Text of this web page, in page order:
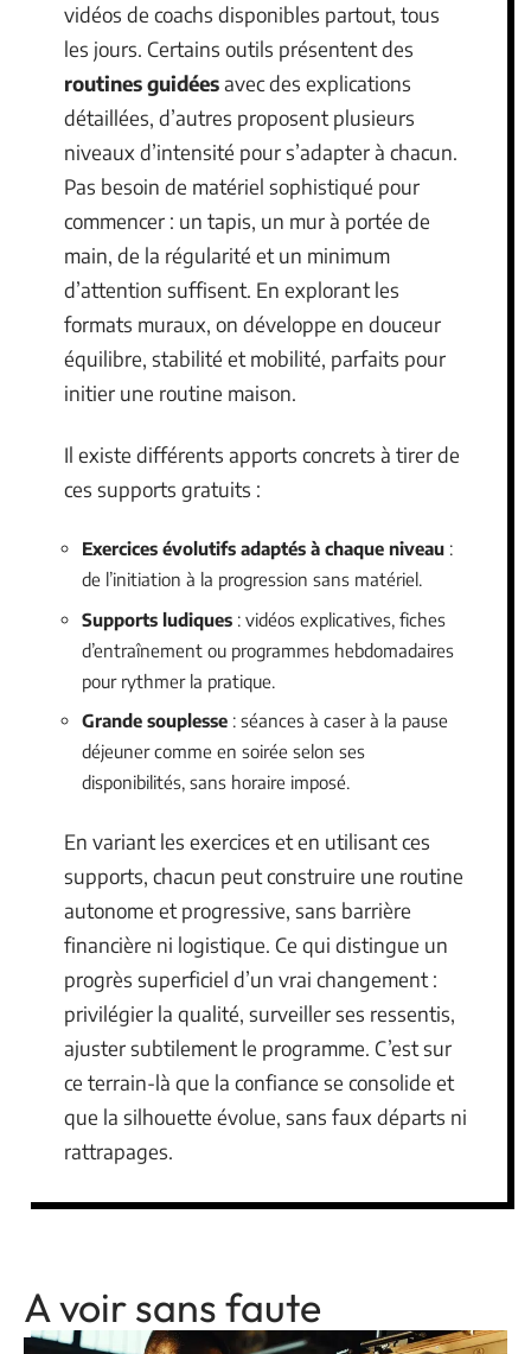
vidéos de coachs disponibles partout, tous
les jours. Certains outils présentent des
routines guidéesavec des explications
détaillées, d’autres proposent plusieurs
niveaux d’intensité pour s’adapter à chacun.
Pas besoin de matériel sophistiqué pour
commencer : un tapis, un mur à portée de
main, de la régularité et un minimum
d’attention suffisent. En explorant les
formats muraux, on développe en douceur
équilibre, stabilité et mobilité, parfaits pour
initier une routine maison.
Il existe différents apports concrets à tirer de
ces supports gratuits :
Exercices évolutifs adaptés à chaque niveau :
de l’initiation à la progression sans matériel.
Supports ludiques : vidéos explicatives, fiches
d’entraînement ou programmes hebdomadaires
pour rythmer la pratique.
Grande souplesse : séances à caser à la pause
déjeuner comme en soirée selon ses
disponibilités, sans horaire imposé.
En variant les exercices et en utilisant ces
supports, chacun peut construire une routine
autonome et progressive, sans barrière
financière ni logistique. Ce qui distingue un
progrès superficiel d’un vrai changement :
privilégier la qualité, surveiller ses ressentis,
ajuster subtilement le programme. C’est sur
ce terrain-là que la confiance se consolide et
que la silhouette évolue, sans faux départs ni
rattrapages.
A voir sans faute